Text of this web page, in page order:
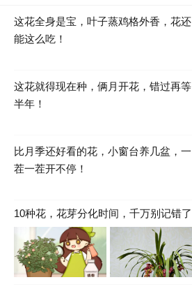
这花全身是宝，叶子蒸鸡格外香，花还
能这么吃！
这花就得现在种，俩月开花，错过再等
半年！
比月季还好看的花，小窗台养几盆，一
茬一茬开不停！
10种花，花芽分化时间，千万别记错了